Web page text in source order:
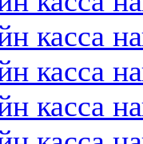
касса
касса